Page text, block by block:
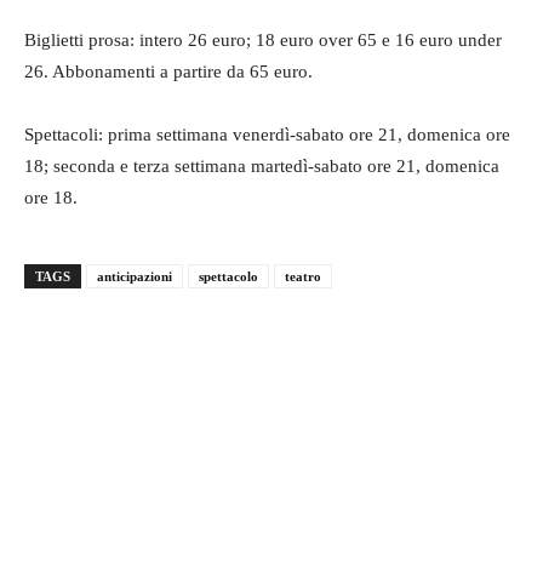
Biglietti prosa: intero 26 euro; 18 euro over 65 e 16 euro under
26. Abbonamenti a partire da 65 euro.
Spettacoli: prima settimana venerdì-sabato ore 21, domenica ore
18; seconda e terza settimana martedì-sabato ore 21, domenica
ore 18.
TAGS anticipazioni spettacolo teatro